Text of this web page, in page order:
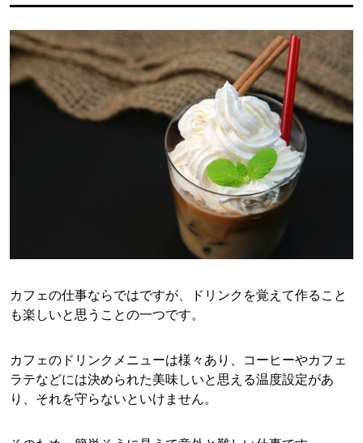
カフェの仕事ならではですが、ドリンクを覚えて作ること
も楽しいと思うことの一つです。
カフェのドリンクメニューは様々あり、コーヒーやカフェ
ラテなどには決められた美味しいと思える温度設定があ
り、それを守らないといけません。